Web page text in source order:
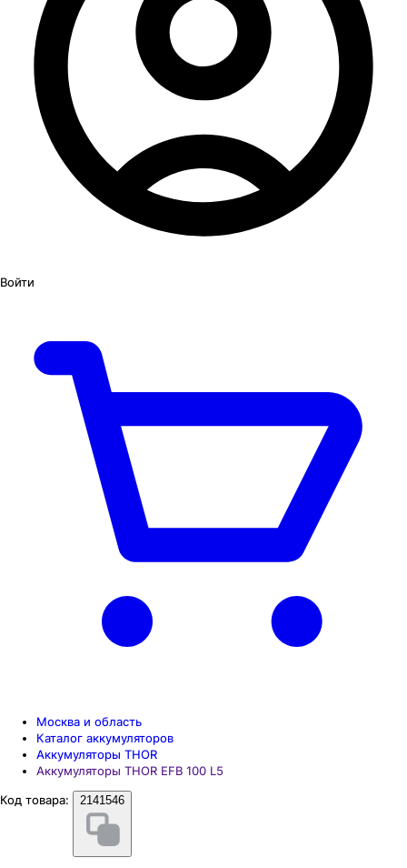
Войти
Москва и область
Каталог аккумуляторов
Аккумуляторы THOR
Аккумуляторы THOR EFB 100 L5
Код товара:
2141546